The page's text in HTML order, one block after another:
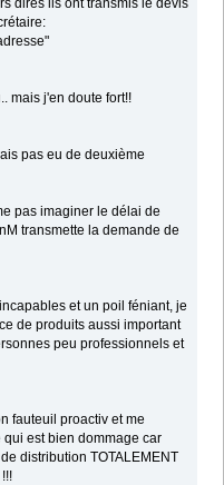
mais j'en doute fort!!
pas eu de deuxième
pas imaginer le délai de
transmette la demande de
et un poil féniant, je
de produits aussi important
peu professionnels et
fauteuil proactiv et me
est bien dommage car
distribution TOTALEMENT